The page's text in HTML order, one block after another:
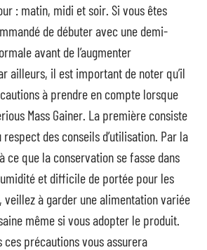
: matin, midi et soir. Si vous êtes
de débuter avec une demi-
avant de l’augmenter
ailleurs, il est important de noter qu’il
à prendre en compte lorsque
Mass Gainer. La première consiste
des conseils d’utilisation. Par la
ce que la conservation se fasse dans
et difficile de portée pour les
veillez à garder une alimentation variée
même si vous adopter le produit.
ces précautions vous assurera